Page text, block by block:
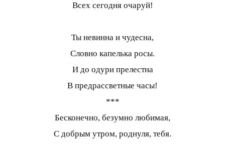
Всех сегодня очаруй!
Ты невинна и чудесна,
Словно капелька росы.
И до одури прелестна
В предрассветные часы!
***
Бесконечно, безумно любимая,
С добрым утром, роднуля, тебя.